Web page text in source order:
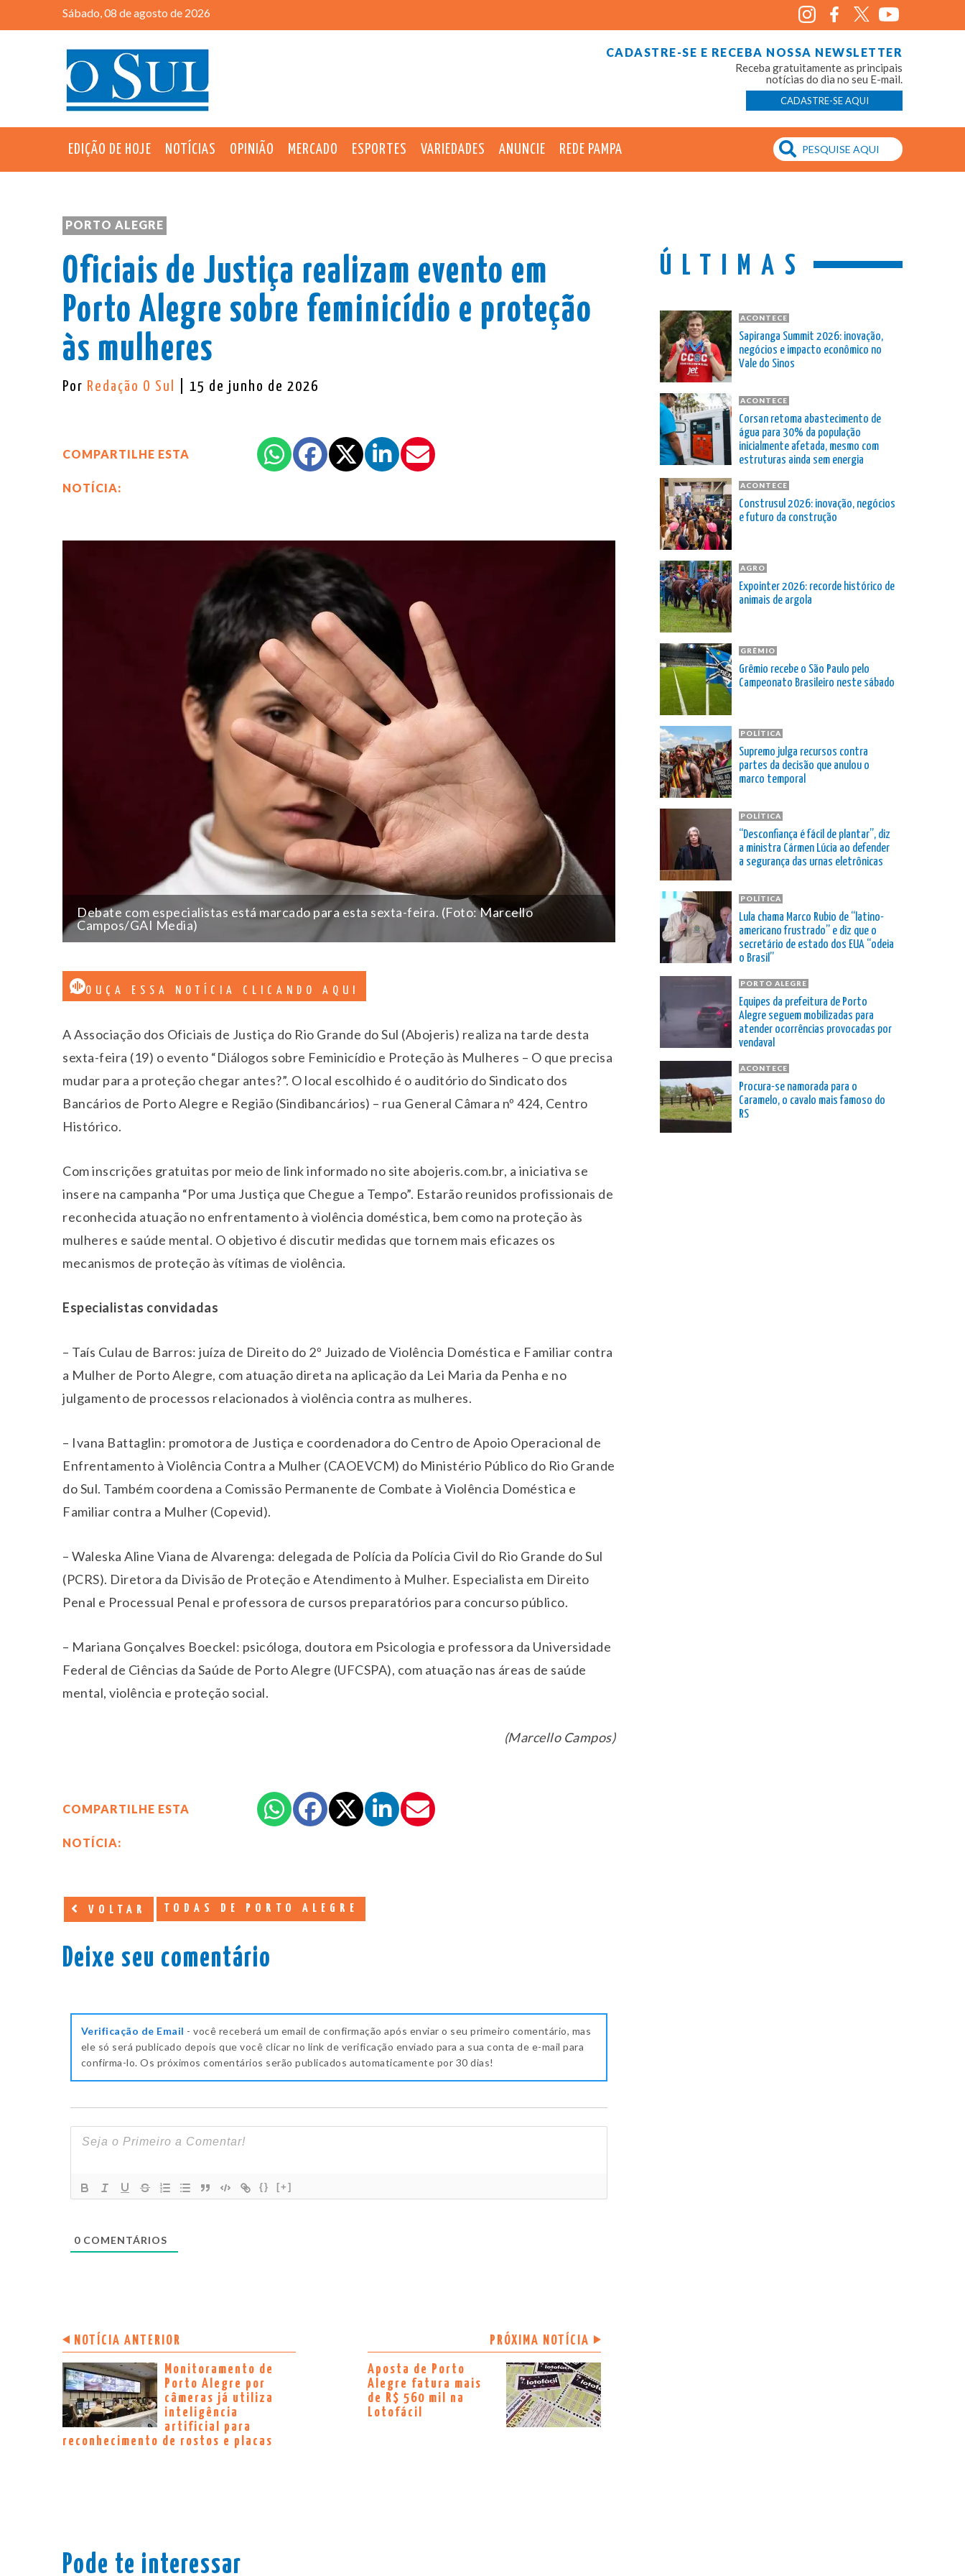
Sábado, 08 de agosto de 2026
CADASTRE-SE E RECEBA NOSSA NEWSLETTER
Receba gratuitamente as principais
notícias do dia no seu E-mail.
CADASTRE-SE AQUI
EDIÇÃO DE HOJE NOTÍCIAS OPINIÃO MERCADO ESPORTES VARIEDADES ANUNCIE REDE PAMPA
PORTO ALEGRE
Oficiais de Justiça realizam evento em
Porto Alegre sobre feminicídio e proteção
às mulheres
Por Redação O Sul | 15 de junho de 2026
COMPARTILHE ESTA
NOTÍCIA:
Debate com especialistas está marcado para esta sexta-feira. (Foto: Marcello
Campos/GAI Media)
OUÇA ESSA NOTÍCIA CLICANDO AQUI
A Associação dos Oficiais de Justiça do Rio Grande do Sul (Abojeris) realiza na tarde desta
sexta-feira (19) o evento “Diálogos sobre Feminicídio e Proteção às Mulheres – O que precisa
mudar para a proteção chegar antes?”. O local escolhido é o auditório do Sindicato dos
Bancários de Porto Alegre e Região (Sindibancários) – rua General Câmara nº 424, Centro
Histórico.
Com inscrições gratuitas por meio de link informado no site abojeris.com.br, a iniciativa se
insere na campanha “Por uma Justiça que Chegue a Tempo”. Estarão reunidos profissionais de
reconhecida atuação no enfrentamento à violência doméstica, bem como na proteção às
mulheres e saúde mental. O objetivo é discutir medidas que tornem mais eficazes os
mecanismos de proteção às vítimas de violência.
Especialistas convidadas
– Taís Culau de Barros: juíza de Direito do 2º Juizado de Violência Doméstica e Familiar contra
a Mulher de Porto Alegre, com atuação direta na aplicação da Lei Maria da Penha e no
julgamento de processos relacionados à violência contra as mulheres.
– Ivana Battaglin: promotora de Justiça e coordenadora do Centro de Apoio Operacional de
Enfrentamento à Violência Contra a Mulher (CAOEVCM) do Ministério Público do Rio Grande
do Sul. Também coordena a Comissão Permanente de Combate à Violência Doméstica e
Familiar contra a Mulher (Copevid).
– Waleska Aline Viana de Alvarenga: delegada de Polícia da Polícia Civil do Rio Grande do Sul
(PCRS). Diretora da Divisão de Proteção e Atendimento à Mulher. Especialista em Direito
Penal e Processual Penal e professora de cursos preparatórios para concurso público.
– Mariana Gonçalves Boeckel: psicóloga, doutora em Psicologia e professora da Universidade
Federal de Ciências da Saúde de Porto Alegre (UFCSPA), com atuação nas áreas de saúde
mental, violência e proteção social.
(Marcello Campos)
COMPARTILHE ESTA
NOTÍCIA:
VOLTAR TODAS DE PORTO ALEGRE
Deixe seu comentário
Verificação de Email - você receberá um email de confirmação após enviar o seu primeiro comentário, mas
ele só será publicado depois que você clicar no link de verificação enviado para a sua conta de e-mail para
confirma-lo. Os próximos comentários serão publicados automaticamente por 30 dias!
{} [+]
0 COMENTÁRIOS
NOTÍCIA ANTERIOR
Monitoramento de
Porto Alegre por
câmeras já utiliza
inteligência
artificial para
reconhecimento de rostos e placas
PRÓXIMA NOTÍCIA
Aposta de Porto
Alegre fatura mais
de R$ 560 mil na
Lotofácil
ÚLTIMAS
ACONTECE
Sapiranga Summit 2026: inovação,
negócios e impacto econômico no
Vale do Sinos
ACONTECE
Corsan retoma abastecimento de
água para 30% da população
inicialmente afetada, mesmo com
estruturas ainda sem energia
ACONTECE
Construsul 2026: inovação, negócios
e futuro da construção
AGRO
Expointer 2026: recorde histórico de
animais de argola
GRÊMIO
Grêmio recebe o São Paulo pelo
Campeonato Brasileiro neste sábado
POLÍTICA
Supremo julga recursos contra
partes da decisão que anulou o
marco temporal
POLÍTICA
“Desconfiança é fácil de plantar”, diz
a ministra Cármen Lúcia ao defender
a segurança das urnas eletrônicas
POLÍTICA
Lula chama Marco Rubio de “latino-
americano frustrado” e diz que o
secretário de estado dos EUA “odeia
o Brasil”
PORTO ALEGRE
Equipes da prefeitura de Porto
Alegre seguem mobilizadas para
atender ocorrências provocadas por
vendaval
ACONTECE
Procura-se namorada para o
Caramelo, o cavalo mais famoso do
RS
Pode te interessar